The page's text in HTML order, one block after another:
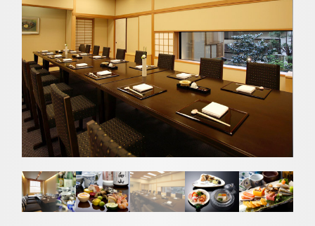
焼酎の銘柄を
お選び頂ける
飲み放題120
分付き｜ホテ
ルモントレ
ラ・スール大
阪｜京橋駅近
くのホテル
ウエディング
アクセス・観光情報
よくあるご質問
お問い合せ
オンラインショップ
トリ
ップ
ユー
チュ
イン
スタ
ファ
イス
TEL 06-6944-7480
お問い合わせ
チェックアウト
人数 2人 1室
チェックイン日がお決まりでない方